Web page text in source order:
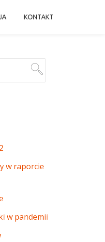
KONTAKT
w raporcie
w pandemii